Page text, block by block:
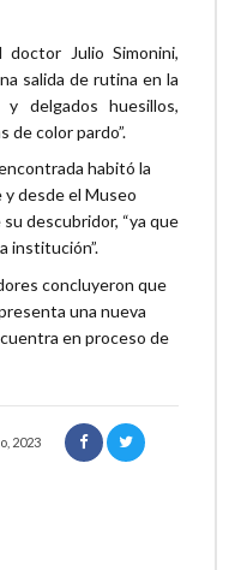
2023
Julio Simonini,
salida de rutina en la
delgados huesillos,
de color pardo”.
habitó la
desde el Museo
descubridor, “ya que
institución”.
concluyeron que
una nueva
en proceso de